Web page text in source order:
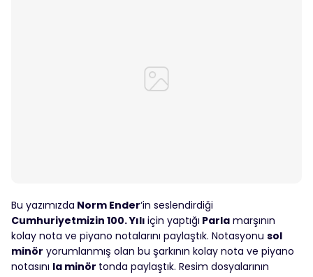
Bu yazımızda Norm Ender‘in seslendirdiği
Cumhuriyetmizin 100. Yılı için yaptığı Parla marşının
kolay nota ve piyano notalarını paylaştık. Notasyonu sol
minör yorumlanmış olan bu şarkının kolay nota ve piyano
notasını la minör tonda paylaştık. Resim dosyalarının